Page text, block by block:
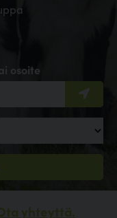
osoite
yhteyttä.